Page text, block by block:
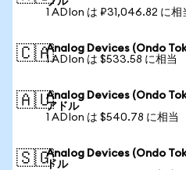
1 ADIon は ₽31,046.82 に相
🇨🇦Analog Devices (Ondo
1 ADIon は $533.58 に相当
🇦🇺Analog Devices (Ondo
アドル
1 ADIon は $540.78 に相当
🇸🇬Analog Devices (Ondo
ドル